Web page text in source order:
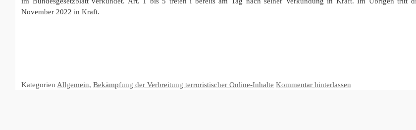
November 2022 in Kraft.
Kategorien Allgemein, Bekämpfung der Verbreitung terroristischer Online-Inhalte Kommentar hinterlassen